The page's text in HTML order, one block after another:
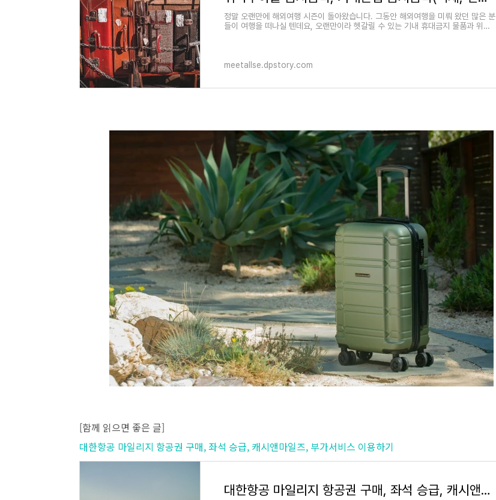
정말 오랜만에 해외여행 시즌이 돌아왔습니다. 그동안 해외여행을 미뤄 왔던 많은 분
들이 여행을 떠나실 텐데요, 오랜만이라 헷갈릴 수 있는 기내 휴대금지 물품과 위탁
meetallse.dpstory.com
[함께 읽으면 좋은 글]
대한항공 마일리지 항공권 구매, 좌석 승급, 캐시앤마일즈, 부가서비스 이용하기
대한항공 마일리지 항공권 구매, 좌석 승급, 캐시앤마일즈, 부가서비스 이용하기